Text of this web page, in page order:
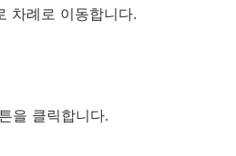
차례로 이동합니다.
을 클릭합니다.